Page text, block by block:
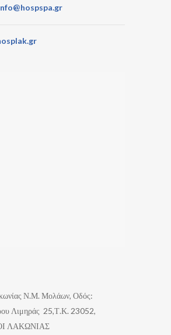
Ν.Μ. Μολάων, Οδός:
Λιμηράς 25,Τ.Κ. 23052,
ΛΑΚΩΝΙΑΣ